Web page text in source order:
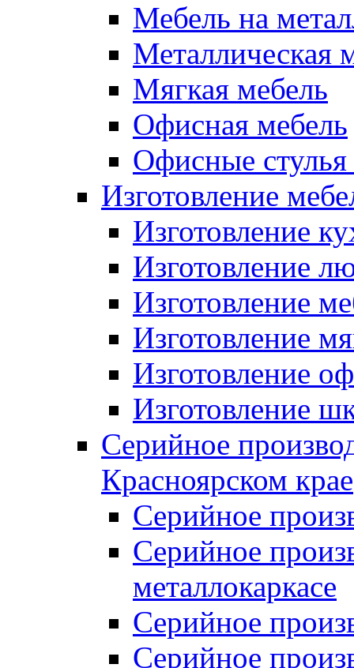
Мебель на
Металлическая
Мягкая мебель
Офисная мебель
Офисные стулья
Изготовление
Изготовление
Изготовление
Изготовление
Изготовление
Изготовление
Изготовление
Серийное
Красноярском крае
Серийное
Серийное
металлокаркасе
Серийное
Серийное